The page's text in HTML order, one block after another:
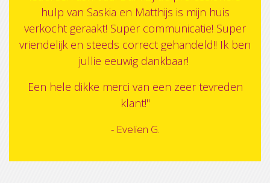
hulp van Saskia en Matthijs is mijn huis
verkocht geraakt! Super communicatie! Super
vriendelijk en steeds correct gehandeld!! Ik ben
jullie eeuwig dankbaar!
Een hele dikke merci van een zeer tevreden
klant!"
- Evelien G.